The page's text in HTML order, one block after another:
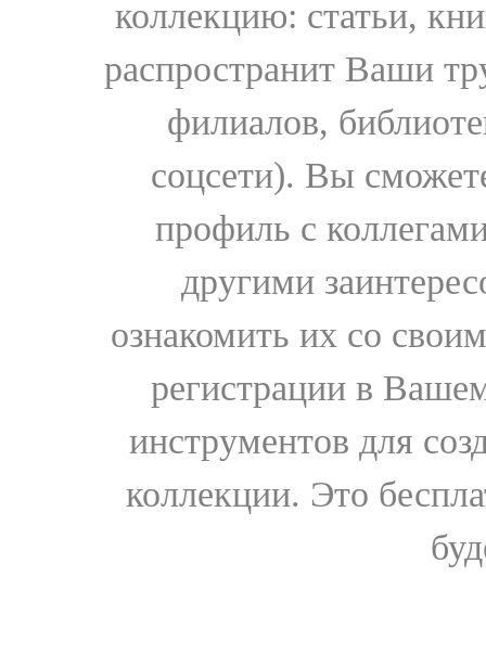
коллекцию: статьи,
распространит Ваши
филиалов,
соцсети). Вы
профиль с
другими
ознакомить их со
регистрации в
инструментов для
коллекции. Это